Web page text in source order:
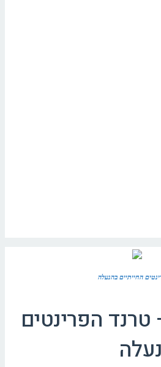
2026 – טרנד הפרינטים